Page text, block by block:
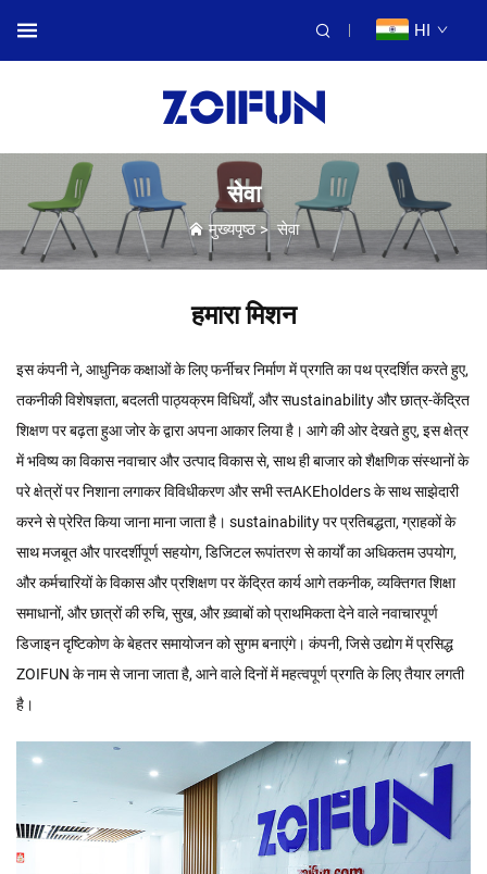
HI
सेवा
मुख्यपृष्ठ>सेवा
हमारा मिशन
इस कंपनी ने, आधुनिक कक्षाओं के लिए फर्नीचर निर्माण में प्रगति का पथ प्रदर्शित करते हुए,
तकनीकी विशेषज्ञता, बदलती पाठ्यक्रम विधियाँ, और सustainability और छात्र-केंद्रित
शिक्षण पर बढ़ता हुआ जोर के द्वारा अपना आकार लिया है। आगे की ओर देखते हुए, इस क्षेत्र
में भविष्य का विकास नवाचार और उत्पाद विकास से, साथ ही बाजार को शैक्षणिक संस्थानों के
परे क्षेत्रों पर निशाना लगाकर विविधीकरण और सभी स्तAKEholders के साथ साझेदारी
करने से प्रेरित किया जाना माना जाता है। sustainability पर प्रतिबद्धता, ग्राहकों के
साथ मजबूत और पारदर्शीपूर्ण सहयोग, डिजिटल रूपांतरण से कार्यों का अधिकतम उपयोग,
और कर्मचारियों के विकास और प्रशिक्षण पर केंद्रित कार्य आगे तकनीक, व्यक्तिगत शिक्षा
समाधानों, और छात्रों की रुचि, सुख, और ख़्वाबों को प्राथमिकता देने वाले नवाचारपूर्ण
डिजाइन दृष्टिकोण के बेहतर समायोजन को सुगम बनाएंगे। कंपनी, जिसे उद्योग में प्रसिद्ध
ZOIFUN के नाम से जाना जाता है, आने वाले दिनों में महत्वपूर्ण प्रगति के लिए तैयार लगती
है।